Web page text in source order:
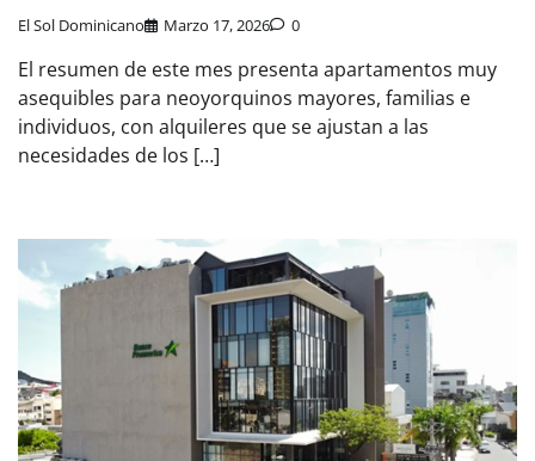
El Sol Dominicano Marzo 17, 2026 0
El resumen de este mes presenta apartamentos muy
asequibles para neoyorquinos mayores, familias e
individuos, con alquileres que se ajustan a las
necesidades de los […]